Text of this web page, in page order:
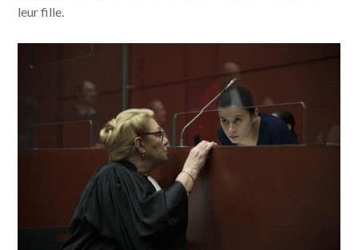
leur fille.